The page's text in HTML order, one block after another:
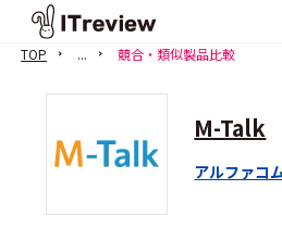
TOP ... 競合・類似製品比較
M-Talk
アルファコ